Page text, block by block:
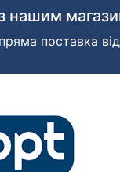
нашим
поставка